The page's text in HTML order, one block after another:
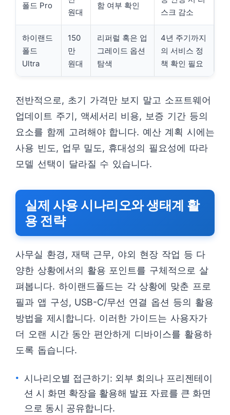
폴드 Pro
원대
함 여부 확인
스크 감소
하이랜드
폴드
Ultra
150
만
원대
리퍼럴 혹은 업
그레이드 옵션
탐색
4년 주기까지
의 서비스 정
책 확인 필요
전반적으로, 초기 가격만 보지 말고 소프트웨어
업데이트 주기, 액세서리 비용, 보증 기간 등의
요소를 함께 고려해야 합니다. 예산 계획 시에는
사용 빈도, 업무 밀도, 휴대성의 필요성에 따라
모델 선택이 달라질 수 있습니다.
실제 사용 시나리오와 생태계 활
용 전략
사무실 환경, 재택 근무, 야외 현장 작업 등 다
양한 상황에서의 활용 포인트를 구체적으로 살
펴봅니다. 하이랜드폴드는 각 상황에 맞춘 프로
필과 앱 구성, USB-C/무선 연결 옵션 등의 활용
방법을 제시합니다. 이러한 가이드는 사용자가
더 오랜 시간 동안 편안하게 디바이스를 활용하
도록 돕습니다.
시나리오별 접근하기: 외부 회의나 프리젠테이
션 시 화면 확장을 활용해 발표 자료를 큰 화면
으로 동시 공유합니다.